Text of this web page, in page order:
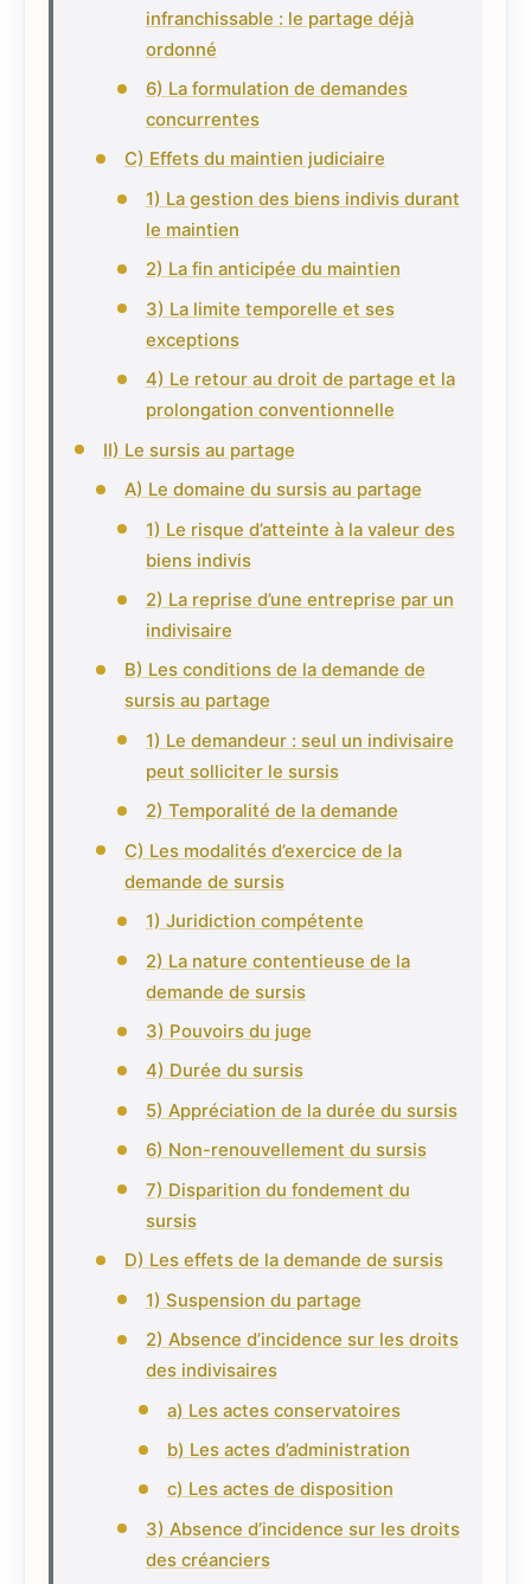
infranchissable : le partage déjà
ordonné
6) La formulation de demandes
concurrentes
C) Effets du maintien judiciaire
1) La gestion des biens indivis durant
le maintien
2) La fin anticipée du maintien
3) La limite temporelle et ses
exceptions
4) Le retour au droit de partage et la
prolongation conventionnelle
II) Le sursis au partage
A) Le domaine du sursis au partage
1) Le risque d’atteinte à la valeur des
biens indivis
2) La reprise d’une entreprise par un
indivisaire
B) Les conditions de la demande de
sursis au partage
1) Le demandeur : seul un indivisaire
peut solliciter le sursis
2) Temporalité de la demande
C) Les modalités d’exercice de la
demande de sursis
1) Juridiction compétente
2) La nature contentieuse de la
demande de sursis
3) Pouvoirs du juge
4) Durée du sursis
5) Appréciation de la durée du sursis
6) Non-renouvellement du sursis
7) Disparition du fondement du
sursis
D) Les effets de la demande de sursis
1) Suspension du partage
2) Absence d’incidence sur les droits
des indivisaires
a) Les actes conservatoires
b) Les actes d’administration
c) Les actes de disposition
3) Absence d’incidence sur les droits
des créanciers